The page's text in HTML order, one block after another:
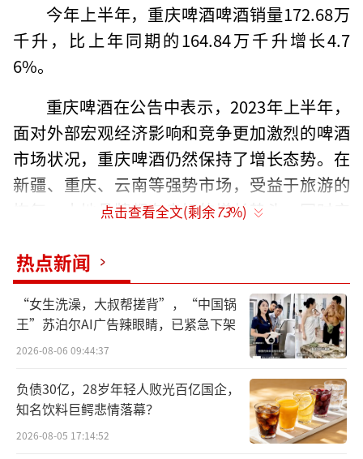
今年上半年，重庆啤酒啤酒销量172.68万
千升，比上年同期的164.84万千升增长4.7
6%。
重庆啤酒在公告中表示，2023年上半年，
面对外部宏观经济影响和竞争更加激烈的啤酒
市场状况，重庆啤酒仍然保持了增长态势。在
新疆、重庆、云南等强势市场，受益于旅游的
恢复，本地品牌都有良好的增长势头，同时产
该公司还指出，国际品牌也得到了更大的
增长空间，受益于“6+6”品牌组合策略，在强
势市场，嘉士伯、乐堡、1664等国际品牌利用
了本地品牌的强势地位，进入了更多的渠道和
售点；在非强势市场，则很好地依托乌苏品牌
拓展的新市场、新渠道、新售点进入了更多的
渠道。
点击查看全文(剩余73%)
热点新闻
“女生洗澡，大叔帮搓背”，“中国锅
王”苏泊尔AI广告辣眼睛，已紧急下架
2026-08-06 09:44:37
负债30亿，28岁年轻人败光百亿国企，
知名饮料巨鳄悲情落幕？
2026-08-05 17:14:52